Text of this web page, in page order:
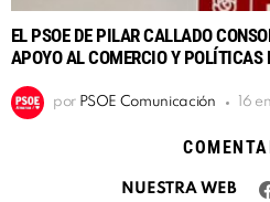
EL PSOE DE PILAR CALLADO
APOYO AL COMERCIO Y POLÍTICAS
por PSOE Comunicación 16
NUESTRA WEB